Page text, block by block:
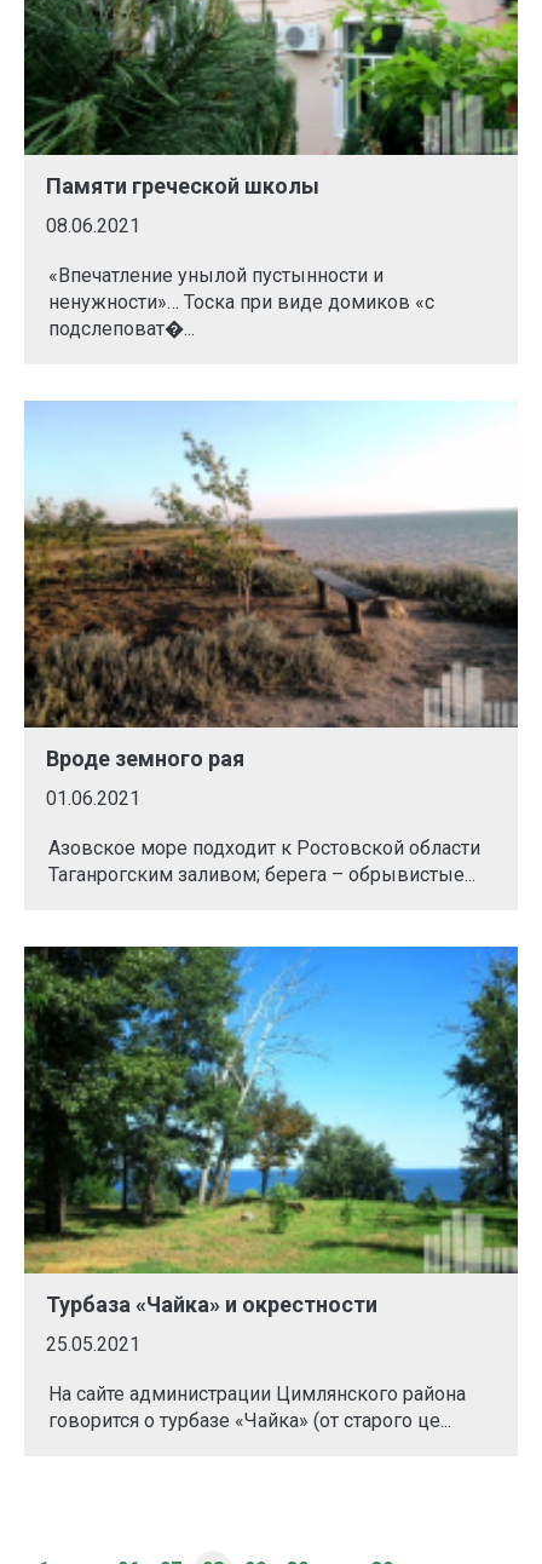
Памяти греческой школы
08.06.2021
«Впечатление унылой пустынности и
ненужности»… Тоска при виде домиков «с
подслеповат�...
Вроде земного рая
01.06.2021
Азовское море подходит к Ростовской области
Таганрогским заливом; берега – обрывистые...
Турбаза «Чайка» и окрестности
25.05.2021
На сайте администрации Цимлянского района
говорится о турбазе «Чайка» (от старого це...